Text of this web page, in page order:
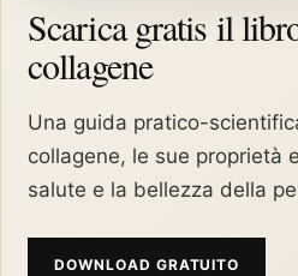
Scarica gratis il
collagene
Una guida pratico-
collagene, le sue proprietà
salute e la bellezza della
DOWNLOAD GRATUITO